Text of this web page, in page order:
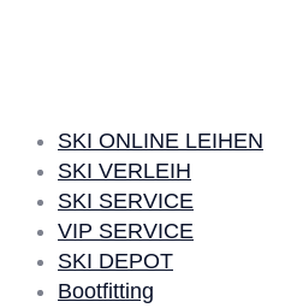
SKI ONLINE LEIHEN
SKI VERLEIH
SKI SERVICE
VIP SERVICE
SKI DEPOT
Bootfitting